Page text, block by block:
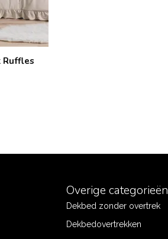
Overige categorieën
Dekbed zonder overtrek
Dekbedovertrekken